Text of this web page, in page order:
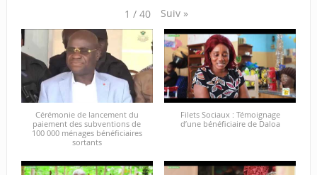
1 / 40 Suiv »
Cérémonie de lancement du
paiement des subventions de
100 000 ménages bénéficiaires
sortants
Filets Sociaux : Témoignage
d’une bénéficiaire de Daloa